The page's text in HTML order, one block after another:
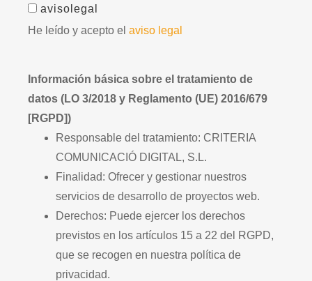
avisolegal
He leído y acepto el aviso legal
Información básica sobre el tratamiento de
datos (LO 3/2018 y Reglamento (UE) 2016/679
[RGPD])
Responsable del tratamiento: CRITERIA
COMUNICACIÓ DIGITAL, S.L.
Finalidad: Ofrecer y gestionar nuestros
servicios de desarrollo de proyectos web.
Derechos: Puede ejercer los derechos
previstos en los artículos 15 a 22 del RGPD,
que se recogen en nuestra política de
privacidad.